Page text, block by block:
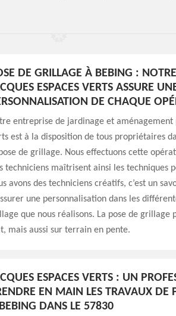
DE GRILLAGE À BEBING :
ESPACES VERTS ASSURE
DE CHAQUE
entreprise de jardinage et aménagement
est à la disposition de tous propriétaires
de grillage. Nous effectuons cette
techniciens maîtrisent ainsi les techniques
avons des techniciens créatifs, c’est un
une personnalisation dans les
que nous réalisons. La pose de grillage
mais aussi sur terrain en pente.
ESPACES VERTS : UN
EN MAIN LES TRAVAUX DE
DANS LE 57830